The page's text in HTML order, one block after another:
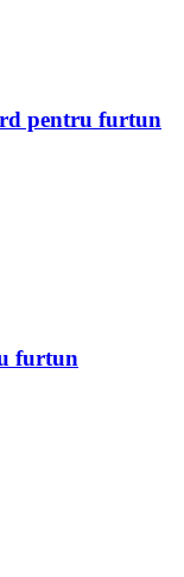
pentru furtun
furtun